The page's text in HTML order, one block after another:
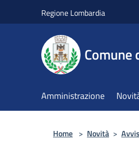
Regione Lombardia
Comune
Amministrazione
Home > Novità >